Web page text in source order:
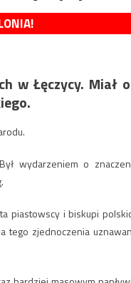
w Łęczycy. Miał
wydarzeniem o
piastowscy i biskupi
tego zjednoczenia